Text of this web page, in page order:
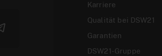
Karriere
Qualität bei DSW21
Garantien
DSW21-Gruppe